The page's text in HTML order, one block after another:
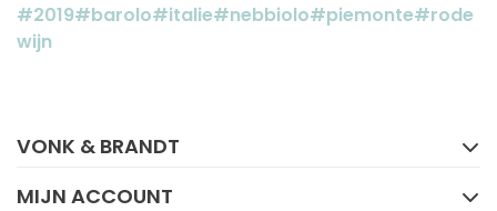
#2019#barolo#italie#nebbiolo#piemonte#rode
wijn
VONK & BRANDT
MIJN ACCOUNT